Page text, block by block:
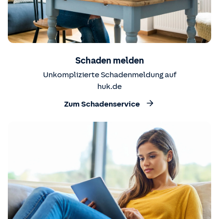
Schaden melden
Unkomplizierte Schadenmeldung auf
huk.de
Zum Schadenservice